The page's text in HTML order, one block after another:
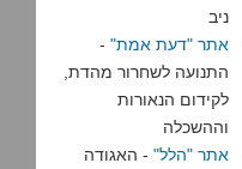
ניב
אתר "דעת אמת" -
התנועה לשחרור מהדת,
לקידום הנאורות
וההשכלה
אתר "הלל" - האגודה